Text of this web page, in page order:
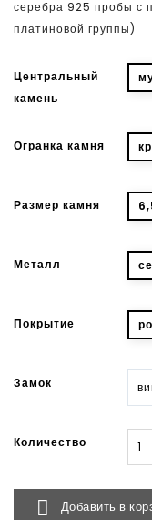
серебра 925 пробы с
платиновой группы)
Центральный
камень
Огранка камня
Размер камня
Металл
Покрытие
Замок
Количество
 Добавить в